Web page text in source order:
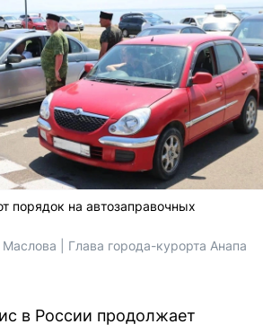
порядок на автозаправочных
Маслова | Глава города-курорта Анапа
в России продолжает